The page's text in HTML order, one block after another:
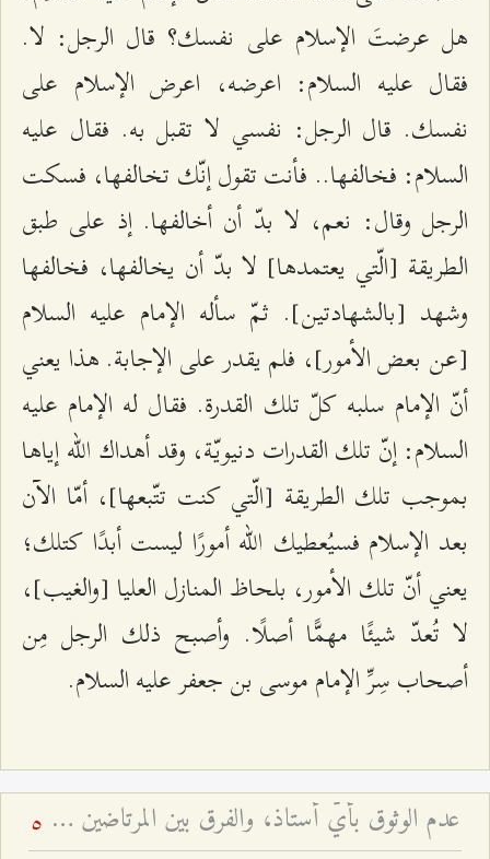
هل عرضتَ الإسلام على نفسك؟ قال الرجل: لا.
فقال عليه السلام: اعرضه، اعرض الإسلام على
نفسك. قال الرجل: نفسي لا تقبل به. فقال عليه
السلام: فخالفها.. فأنت تقول إنّك تخالفها، فسكت
الرجل وقال: نعم، لا بدّ أن أخالفها. إذ على طبق
الطريقة [الّتي يعتمدها] لا بدّ أن يخالفها، فخالفها
وشهد [بالشهادتين]. ثمّ سأله الإمام عليه السلام
[عن بعض الأمور]، فلم يقدر على الإجابة. هذا يعني
أنّ الإمام سلبه كلّ تلك القدرة. فقال له الإمام عليه
السلام: إنّ تلك القدرات دنيويّة، وقد أهداك الله إياها
بموجب تلك الطريقة [الّتي كنت تتّبعها]، أمّا الآن
بعد الإسلام فسيُعطيك الله أمورًا ليست أبدًا كتلك؛
يعني أنّ تلك الأمور، بلحاظ المنازل العليا [والغيب]،
لا تُعدّ شيئًا مهمًّا أصلًا. وأصبح ذلك الرجل مِن
أصحاب سِرِّ الإمام موسى بن جعفر عليه السلام.
عدم الوثوق بأيّ أستاذ، والفرق بين المرتاضين وأولياء الله، و... - محاضرات جبل عامل - أسئلة وأجوبة الرجال - ج ۷ 5